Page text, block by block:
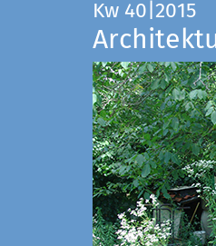
Kw 40|2015